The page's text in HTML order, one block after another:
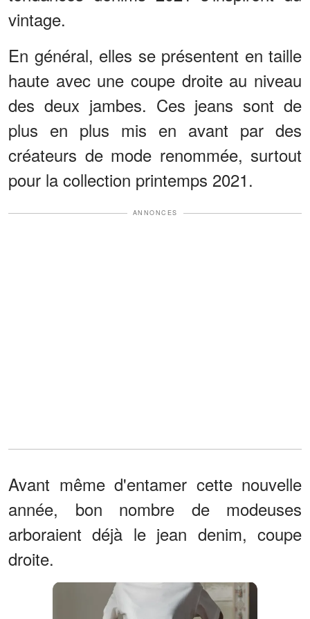
vintage.
En général, elles se présentent en taille
haute avec une coupe droite au niveau
des deux jambes. Ces jeans sont de
plus en plus mis en avant par des
créateurs de mode renommée, surtout
pour la collection printemps 2021.
ANNONCES
Avant même d'entamer cette nouvelle
année, bon nombre de modeuses
arboraient déjà le jean denim, coupe
droite.